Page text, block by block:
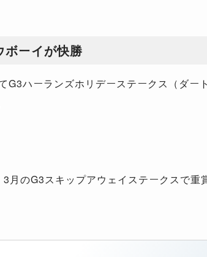
ボーイが快勝
ハーランズホリデーステークス（ダー
のG3スキップアウェイステークスで重